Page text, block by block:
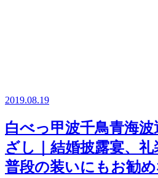
2019.08.19
白べっ甲波千鳥青海
ざし｜結婚披露宴、礼
普段の装いにもお勧